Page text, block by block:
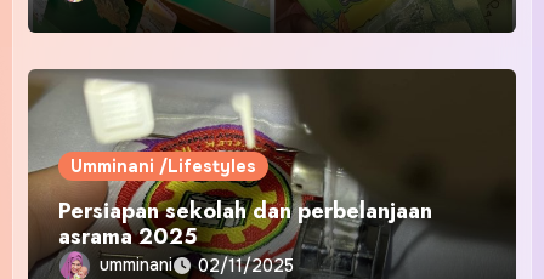
Umminani /Lifestyles
Persiapan sekolah dan perbelanjaan
asrama 2025
umminani 02/11/2025